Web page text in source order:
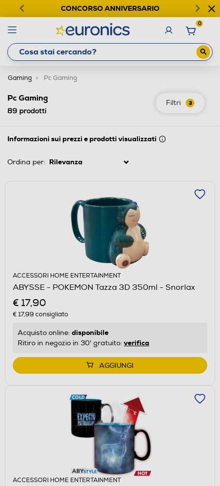
CONCORSO ANNIVERSARIO
0
Gaming Pc Gaming
Filtri 3
Pc Gaming
89 prodotti
Informazioni sui prezzi e prodotti visualizzati
Ordina per:
ACCESSORI HOME ENTERTAINMENT
ABYSSE - POKEMON Tazza 3D 350ml - Snorlax
€ 17,90
€ 17,99 consigliato
Acquisto online: disponibile
Ritiro in negozio in 30' gratuito: verifica
AGGIUNGI
ACCESSORI HOME ENTERTAINMENT